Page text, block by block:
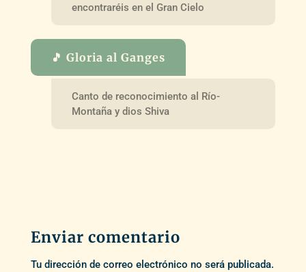
encontraréis en el Gran Cielo
🎵 Gloria al Ganges
Canto de reconocimiento al Río-
Montaña y dios Shiva
Enviar comentario
Tu dirección de correo electrónico no será publicada.